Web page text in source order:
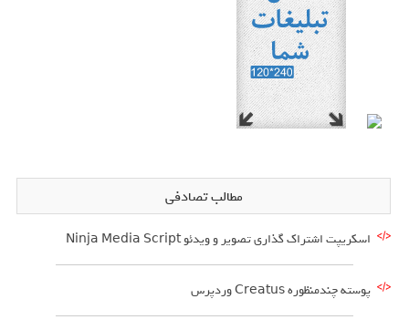
مطالب تصادفی
اسکریپت اشتراک گذاری تصویر و ویدئو Ninja Media Script
پوسته چندمنظوره Creatus وردپرس